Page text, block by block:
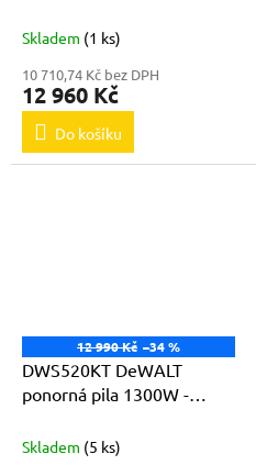
Skladem (1 ks)
10 710,74 Kč bez DPH
12 960 Kč
Do košíku
12 990 Kč –34 %
DWS520KT DeWALT
ponorná pila 1300W -
Skladem (5 ks)